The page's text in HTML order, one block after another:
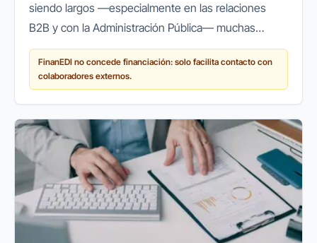
siendo largos —especialmente en las relaciones
B2B y con la Administración Pública— muchas
empresas españolas recurren a herramientas que
les permitan mantener su...
FinanEDI no concede financiación: solo facilita contacto con
colaboradores externos.